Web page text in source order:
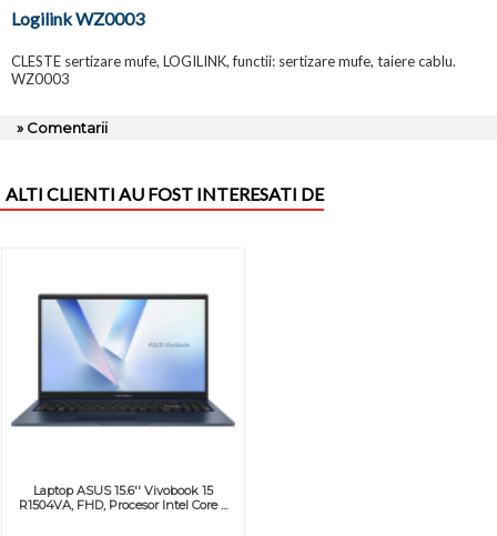
Logilink WZ0003
CLESTE sertizare mufe, LOGILINK, functii: sertizare mufe, taiere cablu.
WZ0003
» Comentarii
ALTI CLIENTI AU FOST INTERESATI DE
Laptop ASUS 15.6'' Vivobook 15
R1504VA, FHD, Procesor Intel Core ...